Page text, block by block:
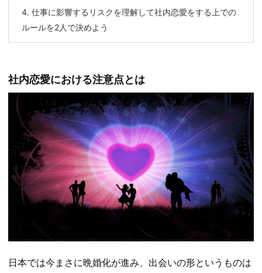
4. 仕事に影響するリスクを理解して社内恋愛をする上での
ルールを2人で決めよう
社内恋愛における注意点とは
日本では今まさに晩婚化が進み、出会いの形というものは